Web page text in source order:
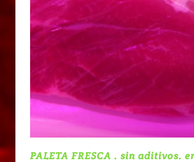
PALETA FRESCA . sin aditivos.